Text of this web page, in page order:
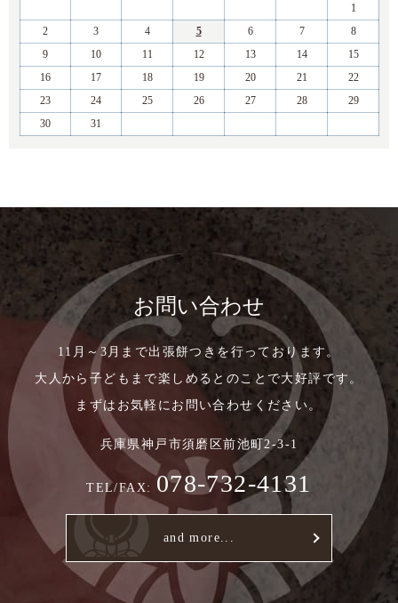
1
2
3 4 5 6 7
8
9
10 11 12 13 14
15
16
17 18 19 20 21
22
23
24 25 26 27 28
29
30
31
お問い合わせ
11月～3月まで出張餅つきを行っております。
大人から子どもまで楽しめるとのことで大好評です。
まずはお気軽にお問い合わせください。
兵庫県神戸市須磨区前池町2-3-1
TEL/FAX: 078-732-4131
and more...